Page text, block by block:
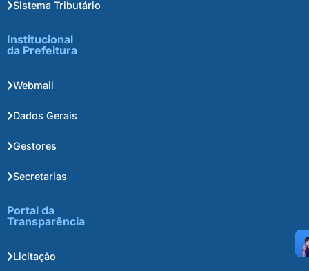
Sistema Tributário
Institucional
da Prefeitura
Webmail
Dados Gerais
Gestores
Secretarias
Portal da
Transparência
Licitação